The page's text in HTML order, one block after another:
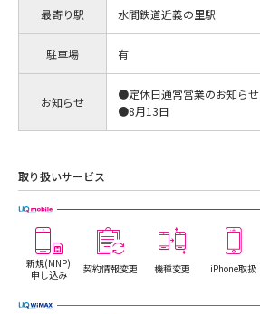
最寄り駅 水間鉄道近義の里駅
駐車場 有
お知らせ
●定休日通常営業のお知らせ
●8月13日
取り扱いサービス
新規(MNP)
申し込み
契約情報変更 機種変更 iPhone取扱